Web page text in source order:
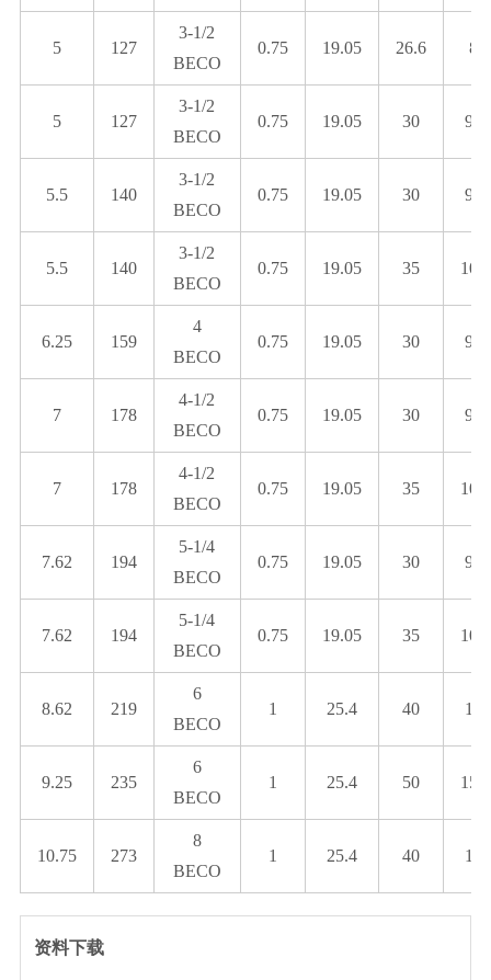
5 127
3-1/2
BECO
0.75 19.05 26.6 8.1
5 127
3-1/2
BECO
0.75 19.05 30
5.5 140
3-1/2
BECO
0.75 19.05 30
5.5 140
3-1/2
BECO
0.75 19.05 35
6.25 159
4
BECO
0.75 19.05 30
7 178
4-1/2
BECO
0.75 19.05 30
7 178
4-1/2
BECO
0.75 19.05 35
7.62 194
5-1/4
BECO
0.75 19.05 30
7.62 194
5-1/4
BECO
0.75 19.05 35
8.62 219
6
BECO
1 25.4 40
9.25 235
6
BECO
1 25.4 50
10.75 273
8
BECO
1 25.4 40
资料下载